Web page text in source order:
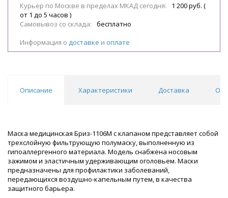
Курьер по Москве в пределах МКАД сегодня:
1 200 руб. (
от 1 до 5 часов )
Самовывоз со склада:
бесплатно
Информация о доставке и оплате
Описание Характеристики Доставка
Маска медицинская Бриз-1106М с клапаном представляет собой
трехслойную фильтрующую полумаску, выполненную из
гипоаллергенного материала. Модель снабжена носовым
зажимом и эластичным удерживающим оголовьем. Маски
предназначены для профилактики заболеваний,
передающихся воздушно-капельным путем, в качества
защитного барьера.